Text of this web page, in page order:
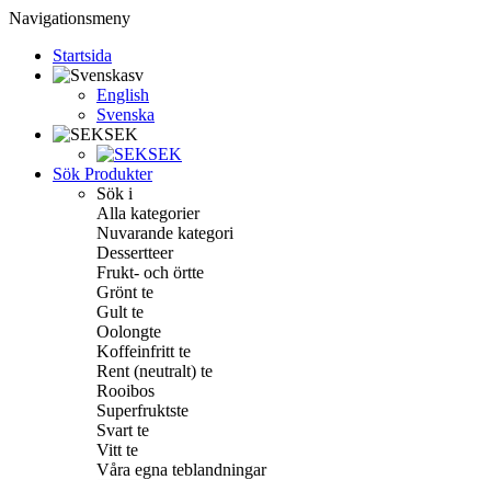
Navigationsmeny
Startsida
sv
English
Svenska
SEK
SEK
Sök Produkter
Sök i
Alla kategorier
Nuvarande kategori
Dessertteer
Frukt- och örtte
Grönt te
Gult te
Oolongte
Koffeinfritt te
Rent (neutralt) te
Rooibos
Superfruktste
Svart te
Vitt te
Våra egna teblandningar